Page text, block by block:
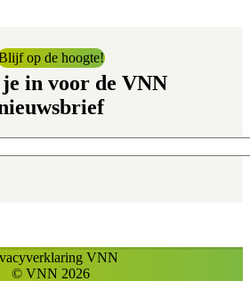
op de hoogte!
in voor de VNN
© VNN 2026
VNN